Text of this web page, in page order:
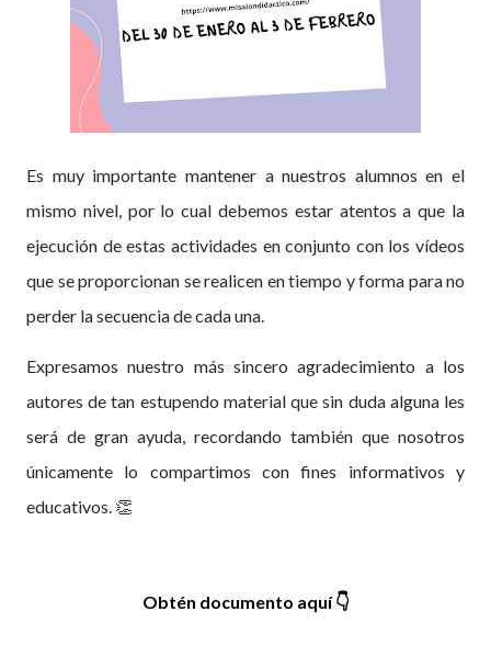
Es muy importante mantener a nuestros alumnos en el
mismo nivel, por lo cual debemos estar atentos a que la
ejecución de estas actividades en conjunto con los vídeos
que se proporcionan se realicen en tiempo y forma para no
perder la secuencia de cada una.
Expresamos nuestro más sincero agradecimiento a los
autores de tan estupendo material que sin duda alguna les
será de gran ayuda, recordando también que nosotros
únicamente lo compartimos con fines informativos y
educativos. 👏
Obtén documento aquí👇